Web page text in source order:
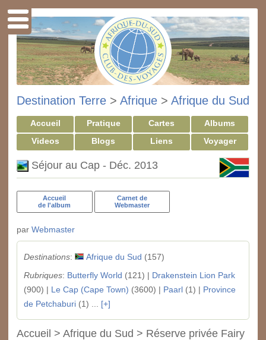
Destination Terre > Afrique > Afrique du Sud
Accueil Pratique Cartes
Albums
Videos
Blogs Liens Voyager
Séjour au Cap - Déc. 2013
Accueil
de l'album
Carnet de
Webmaster
par Webmaster
Destinations: Afrique du Sud (157)
Rubriques: Butterfly World (121) | Drakenstein Lion Park
(900) | Le Cap (Cape Town) (3600) | Paarl(1) | Province
de Petchaburi(1) ... [+]
Accueil > Afrique du Sud > Réserve privée Fairy